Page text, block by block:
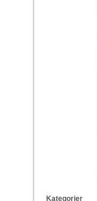
Kategorier